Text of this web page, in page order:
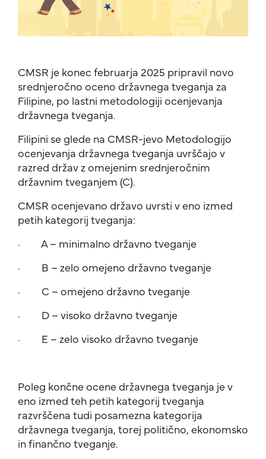
CMSR je konec februarja 2025 pripravil novo
srednjeročno oceno državnega tveganja za
Filipine, po lastni metodologiji ocenjevanja
državnega tveganja.
Filipini se glede na CMSR-jevo Metodologijo
ocenjevanja državnega tveganja uvrščajo v
razred držav z omejenim srednjeročnim
državnim tveganjem (C).
CMSR ocenjevano državo uvrsti v eno izmed
petih kategorij tveganja:
· A – minimalno državno tveganje
· B – zelo omejeno državno tveganje
· C – omejeno državno tveganje
· D – visoko državno tveganje
· E – zelo visoko državno tveganje
Poleg končne ocene državnega tveganja je v
eno izmed teh petih kategorij tveganja
razvrščena tudi posamezna kategorija
državnega tveganja, torej politično, ekonomsko
in finančno tveganje.